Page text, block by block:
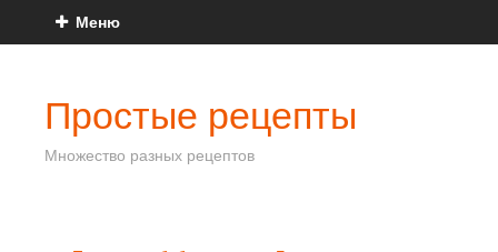
Меню
Простые рецепты
Множество разных рецептов